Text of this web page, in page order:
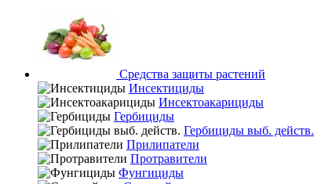
Средства защиты растений
Инсектициды
Инсектоакарициды
Гербициды
Гербициды выб. действ.
Прилипатели
Протравители
Фунгициды